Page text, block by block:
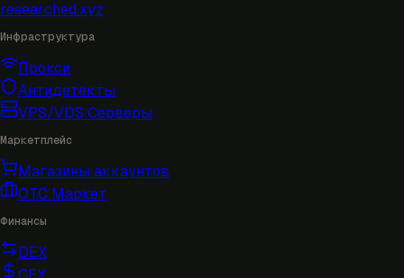
researched.xyz
Инфраструктура
Прокси
Антидетекты
VPS/VDS Серверы
Маркетплейс
Магазины аккаунтов
OTC Маркет
Финансы
DEX